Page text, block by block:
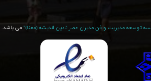
توسعه مدیریت و فن مدیران عصر نادین اندیشه (معنا)"​​​​​​​ می باشد.